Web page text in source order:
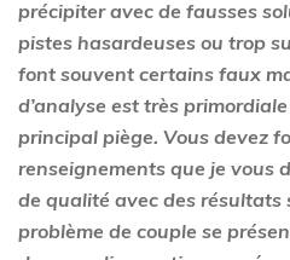
précipiter avec de fausses
pistes hasardeuses ou trop
font souvent certains faux
d’analyse est très
principal piège. Vous devez
renseignements que je vous
de qualité avec des résultats
problème de couple se